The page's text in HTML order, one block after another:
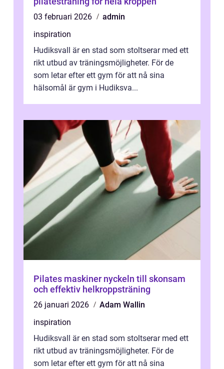
03 februari 2026
admin
inspiration
Hudiksvall är en stad som stoltserar med ett
rikt utbud av träningsmöjligheter. För de
som letar efter ett gym för att nå sina
hälsomål är gym i Hudiksva...
Pilates maskiner nyckeln till skonsam
och effektiv helkroppsträning
26 januari 2026
Adam Wallin
inspiration
Hudiksvall är en stad som stoltserar med ett
rikt utbud av träningsmöjligheter. För de
som letar efter ett gym för att nå sina